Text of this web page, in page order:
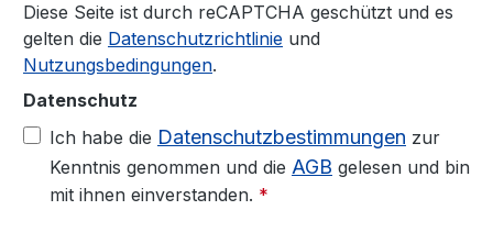
Diese Seite ist durch reCAPTCHA geschützt und es
gelten die Datenschutzrichtlinie und
Nutzungsbedingungen.
Datenschutz
Ich habe die Datenschutzbestimmungen zur
Kenntnis genommen und die AGB gelesen und bin
mit ihnen einverstanden. *